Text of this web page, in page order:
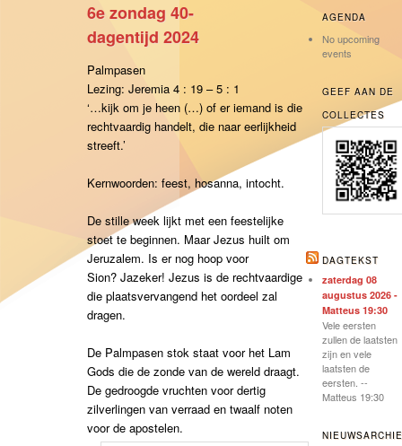
6e zondag 40-
dagentijd 2024
Palmpasen
Lezing: Jeremia 4 : 19 – 5 : 1
‘…kijk om je heen (…) of er iemand is die
rechtvaardig handelt, die naar eerlijkheid
streeft.’
Kernwoorden: feest, hosanna, intocht.
De stille week lijkt met een feestelijke
stoet te beginnen. Maar Jezus huilt om
Jeruzalem. Is er nog hoop voor
Sion? Jazeker! Jezus is de rechtvaardige
die plaatsvervangend het oordeel zal
dragen.
De Palmpasen stok staat voor het Lam
Gods die de zonde van de wereld draagt.
De gedroogde vruchten voor dertig
zilverlingen van verraad en twaalf noten
voor de apostelen.
AGENDA
No upcoming
events
GEEF AAN DE
COLLECTES
DAGTEKST
zaterdag 08
augustus 2026 -
Matteus 19:30
Vele eersten
zullen de laatsten
zijn en vele
laatsten de
eersten. --
Matteus 19:30